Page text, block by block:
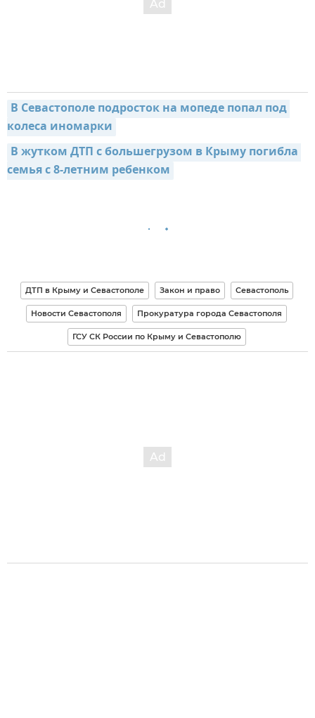
В Севастополе подросток на мопеде попал под
колеса иномарки
В жутком ДТП с большегрузом в Крыму погибла
семья с 8-летним ребенком
ДТП в Крыму и Севастополе Закон и право Севастополь
Новости Севастополя Прокуратура города Севастополя
ГСУ СК России по Крыму и Севастополю